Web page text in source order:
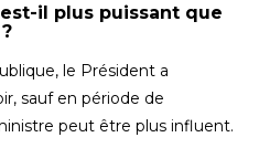
il plus puissant que
le Président a
sauf en période de
peut être plus influent.